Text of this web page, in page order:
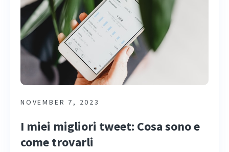
NOVEMBER 7, 2023
I miei migliori tweet: Cosa sono e
come trovarli